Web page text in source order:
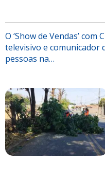
O ‘Show de Vendas’
televisivo e comunicador
pessoas na…